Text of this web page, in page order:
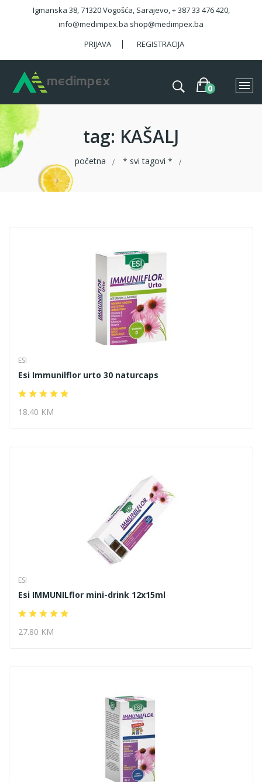
Igmanska 38, 71320 Vogošća, Sarajevo, + 387 33 476 420,
info@medimpex.ba shop@medimpex.ba
PRIJAVA
REGISTRACIJA
tag: KAŠALJ
početna * svi tagovi *
ESI
Esi Immunilflor urto 30 naturcaps
18.40 KM
ESI
Esi IMMUNILflor mini-drink 12x15ml
27.80 KM